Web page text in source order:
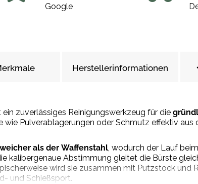
Google
Herstellerinformationen
ein zuverlässiges Reinigungswerkzeug für die
Pulverablagerungen oder Schmutz effektiv
weicher als der Waffenstahl, wodurch der Lauf
kalibergenaue Abstimmung gleitet die Bürste
wird sie zusammen mit Putzstock
und Schießsport.